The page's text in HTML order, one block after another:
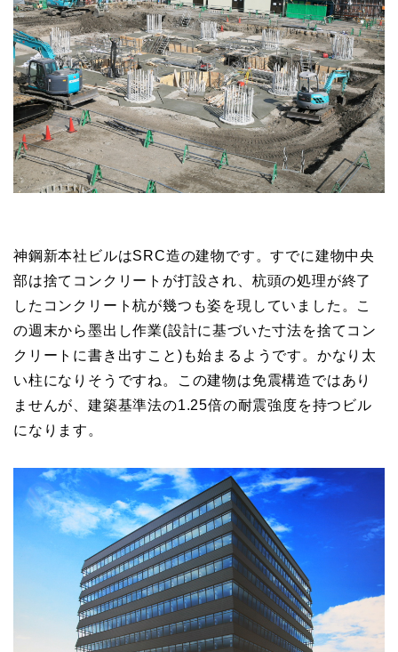
神鋼新本社ビルはSRC造の建物です。すでに建物中央
部は捨てコンクリートが打設され、杭頭の処理が終了
したコンクリート杭が幾つも姿を現していました。こ
の週末から墨出し作業(設計に基づいた寸法を捨てコン
クリートに書き出すこと)も始まるようです。かなり太
い柱になりそうですね。この建物は免震構造ではあり
ませんが、建築基準法の1.25倍の耐震強度を持つビル
になります。